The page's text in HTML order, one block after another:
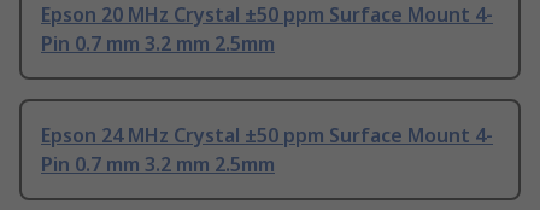
Epson 20 MHz Crystal ±50 ppm Surface Mount 4-
Pin 0.7 mm 3.2 mm 2.5mm
Epson 24 MHz Crystal ±50 ppm Surface Mount 4-
Pin 0.7 mm 3.2 mm 2.5mm